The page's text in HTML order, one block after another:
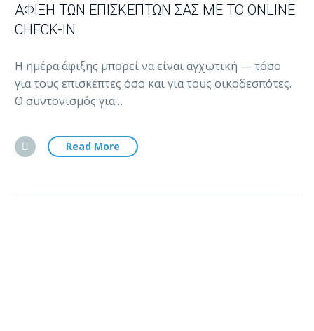
ΆΦΙΞΗ ΤΩΝ ΕΠΙΣΚΕΠΤΏΝ ΣΑΣ ΜΕ ΤΟ ONLINE
CHECK-IN
Η ημέρα άφιξης μπορεί να είναι αγχωτική — τόσο
για τους επισκέπτες όσο και για τους οικοδεσπότες.
Ο συντονισμός για…
Read More